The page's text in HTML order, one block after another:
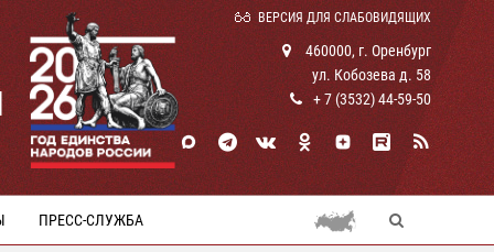
ВЕРСИЯ ДЛЯ СЛАБОВИДЯЩИХ
460000, г. Оренбург
ул. Кобозева д. 58
+ 7 (3532) 44-59-50
ПРЕСС-СЛУЖБА